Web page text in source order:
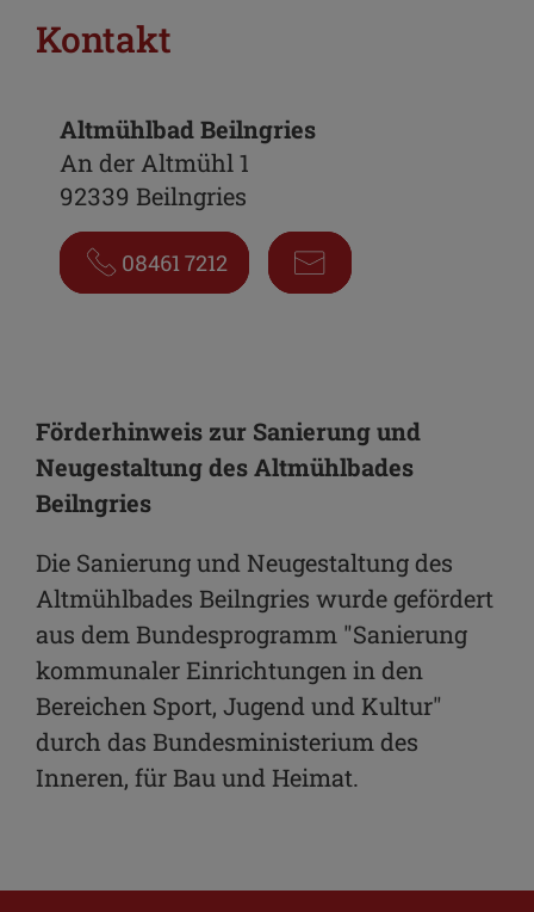
Kontakt
Altmühlbad Beilngries
An der Altmühl 1
92339 Beilngries
08461 7212
Förderhinweis zur Sanierung und
Neugestaltung des Altmühlbades
Beilngries
Die Sanierung und Neugestaltung des
Altmühlbades Beilngries wurde gefördert
aus dem Bundesprogramm "Sanierung
kommunaler Einrichtungen in den
Bereichen Sport, Jugend und Kultur"
durch das Bundesministerium des
Inneren, für Bau und Heimat.